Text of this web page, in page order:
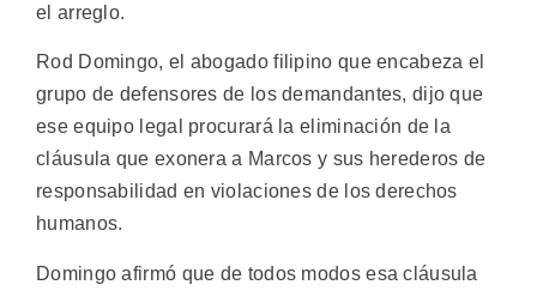
el arreglo.
Rod Domingo, el abogado filipino que encabeza el
grupo de defensores de los demandantes, dijo que
ese equipo legal procurará la eliminación de la
cláusula que exonera a Marcos y sus herederos de
responsabilidad en violaciones de los derechos
humanos.
Domingo afirmó que de todos modos esa cláusula